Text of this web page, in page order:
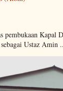
Kapal
Ustaz Amin